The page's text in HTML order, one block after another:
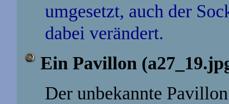
umgesetzt, auch der
dabei verändert.
Ein Pavillon
Der unbekannte